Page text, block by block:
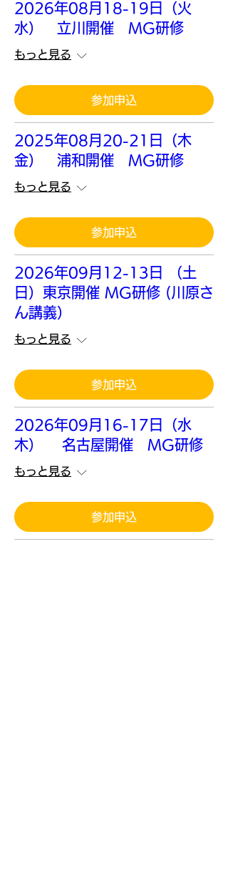
2026年08月18-19日（火
水） 立川開催 MG研修
もっと見る
参加申込
2025年08月20-21日（木
金） 浦和開催 MG研修
もっと見る
参加申込
2026年09月12-13日 （土
日）東京開催 MG研修 (川原さ
ん講義）
もっと見る
参加申込
2026年09月16-17日（水
木） 名古屋開催 MG研修
もっと見る
参加申込